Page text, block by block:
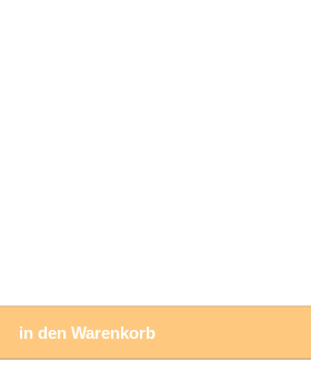
in den Warenkorb